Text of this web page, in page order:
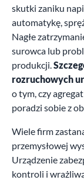
skutki zaniku
automatykę,
Nagłe
surowca lub
produkcji.
rozruchowych
o tym, czy
poradzi sobie z
Wiele firm
przemysłowej
Urządzenie
kontroli i